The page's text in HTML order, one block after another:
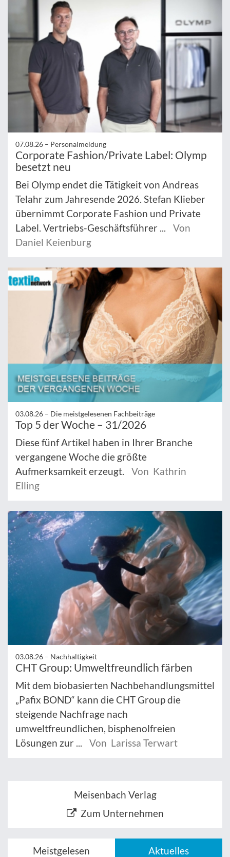
07.08.26 – Personalmeldung
Corporate Fashion/Private Label: Olymp
besetzt neu
Bei Olymp endet die Tätigkeit von Andreas
Telahr zum Jahresende 2026. Stefan Klieber
übernimmt Corporate Fashion und Private
Label. Vertriebs-Geschäftsführer ...
Von
Daniel Keienburg
03.08.26 – Die meistgelesenen Fachbeiträge
Top 5 der Woche – 31/2026
Diese fünf Artikel haben in Ihrer Branche
vergangene Woche die größte
Aufmerksamkeit erzeugt.
Von Kathrin
Elling
03.08.26 – Nachhaltigkeit
CHT Group: Umweltfreundlich färben
Mit dem biobasierten Nachbehandlungsmittel
„Pafix BOND“ kann die CHT Group die
steigende Nachfrage nach
umweltfreundlichen, bisphenolfreien
Lösungen zur ...
Von Larissa Terwart
Meisenbach Verlag
Zum Unternehmen
Meistgelesen Aktuelles